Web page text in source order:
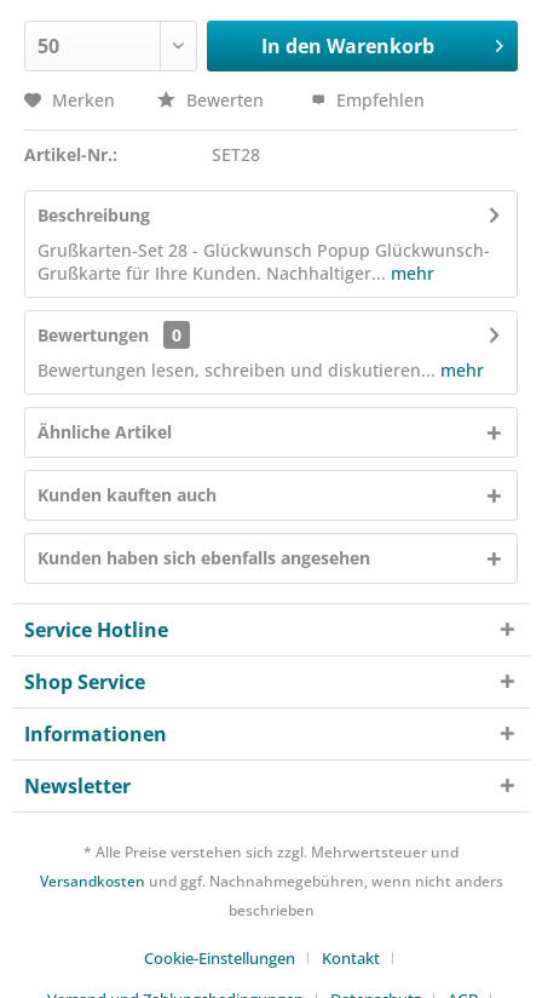
In den Warenkorb
Merken Bewerten Empfehlen
Artikel-Nr.: SET28
Beschreibung
Grußkarten-Set 28 - Glückwunsch Popup Glückwunsch-
Grußkarte für Ihre Kunden. Nachhaltiger... mehr
Bewertungen
0
Bewertungen lesen, schreiben und diskutieren... mehr
Ähnliche Artikel
Kunden kauften auch
Kunden haben sich ebenfalls angesehen
Service Hotline
Shop Service
Informationen
Newsletter
* Alle Preise verstehen sich zzgl. Mehrwertsteuer und
Versandkosten und ggf. Nachnahmegebühren, wenn nicht anders
beschrieben
Cookie-Einstellungen
Kontakt